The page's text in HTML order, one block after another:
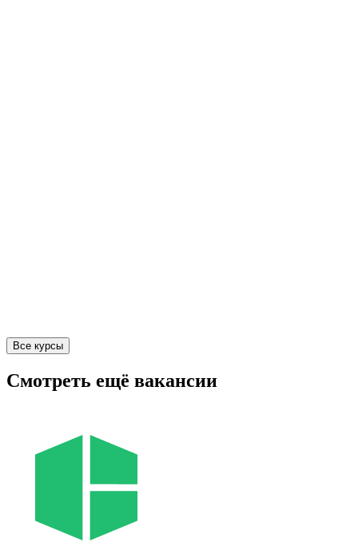
Все курсы
Смотреть ещё вакансии